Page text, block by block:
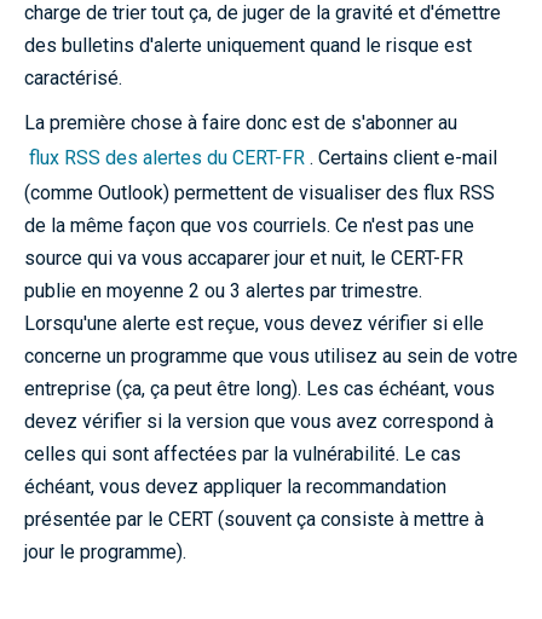
charge de trier tout ça, de juger de la gravité et d'émettre
des bulletins d'alerte uniquement quand le risque est
caractérisé.
La première chose à faire donc est de s'abonner au
flux RSS des alertes du CERT-FR . Certains client e-mail
(comme Outlook) permettent de visualiser des flux RSS
de la même façon que vos courriels. Ce n'est pas une
source qui va vous accaparer jour et nuit, le CERT-FR
publie en moyenne 2 ou 3 alertes par trimestre.
Lorsqu'une alerte est reçue, vous devez vérifier si elle
concerne un programme que vous utilisez au sein de votre
entreprise (ça, ça peut être long). Les cas échéant, vous
devez vérifier si la version que vous avez correspond à
celles qui sont affectées par la vulnérabilité. Le cas
échéant, vous devez appliquer la recommandation
présentée par le CERT (souvent ça consiste à mettre à
jour le programme).